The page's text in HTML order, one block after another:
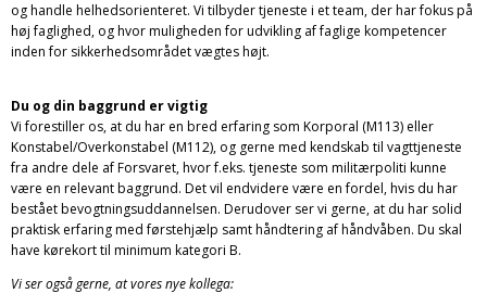
og handle helhedsorienteret. Vi tilbyder tjeneste i et team, der har fokus på
høj faglighed, og hvor muligheden for udvikling af faglige kompetencer
inden for sikkerhedsområdet vægtes højt.
Du og din baggrund er vigtig
Vi forestiller os, at du har en bred erfaring som Korporal (M113) eller
Konstabel/Overkonstabel (M112), og gerne med kendskab til vagttjeneste
fra andre dele af Forsvaret, hvor f.eks. tjeneste som militærpoliti kunne
være en relevant baggrund. Det vil endvidere være en fordel, hvis du har
bestået bevogtningsuddannelsen. Derudover ser vi gerne, at du har solid
praktisk erfaring med førstehjælp samt håndtering af håndvåben. Du skal
have kørekort til minimum kategori B.
Vi ser også gerne, at vores nye kollega: